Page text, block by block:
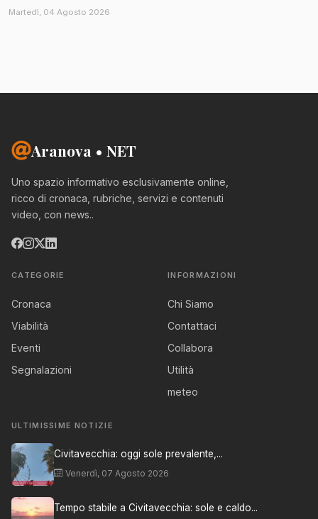
Martedì, 04 Agosto 2026
Aranova • NET
Uno spazio informativo esclusivamente online,
ricco di cronaca, rubriche, servizi e contenuti
video, con news..
CATEGORIE
Cronaca
Viabilità
Eventi
Segnalazioni
INFORMAZIONI
Chi Siamo
Contattaci
Collabora
Utilità
meteo
ULTIMISSIME NOTIZIE
Civitavecchia: oggi sole prevalente,...
Venerdì, 07 Agosto 2026
Tempo stabile a Civitavecchia: sole e caldo...